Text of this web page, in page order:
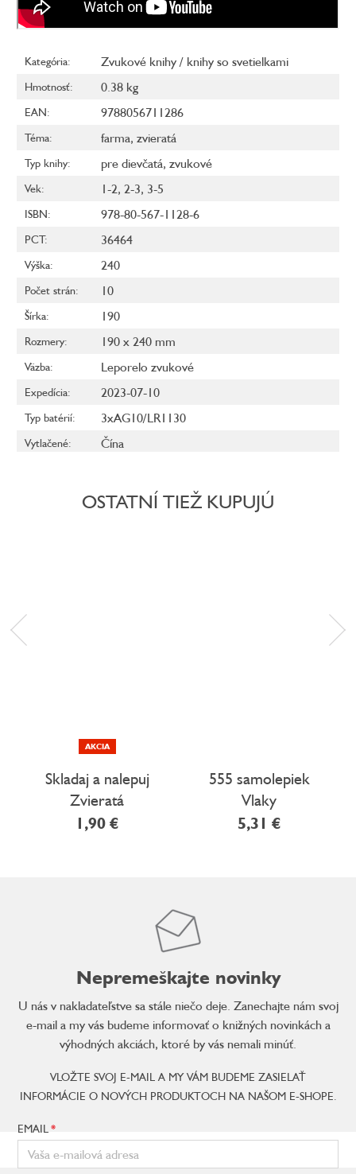
Kategória: Zvukové knihy / knihy so svetielkami
Hmotnosť: 0.38 kg
EAN: 9788056711286
Téma: farma, zvieratá
Typ knihy: pre dievčatá, zvukové
Vek: 1-2, 2-3, 3-5
ISBN: 978-80-567-1128-6
PCT: 36464
Výška: 240
Počet strán: 10
Šírka: 190
Rozmery: 190 x 240 mm
Väzba: Leporelo zvukové
Expedícia: 2023-07-10
Typ batérií: 3xAG10/LR1130
Vytlačené: Čína
OSTATNÍ TIEŽ KUPUJÚ
AKCIA
Skladaj a nalepuj
Zvieratá
1,90 €
555 samolepiek
Vlaky
5,31 €
Nepremeškajte novinky
U nás v nakladateľstve sa stále niečo deje. Zanechajte nám svoj
e-mail a my vás budeme informovať o knižných novinkách a
výhodných akciách, ktoré by vás nemali minúť.
VLOŽTE SVOJ E-MAIL A MY VÁM BUDEME ZASIELAŤ
INFORMÁCIE O NOVÝCH PRODUKTOCH NA NAŠOM E-SHOPE.
EMAIL